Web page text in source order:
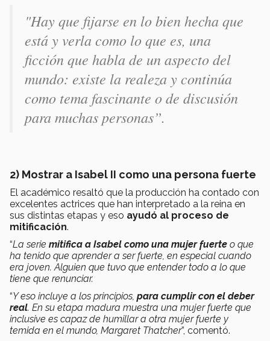
"Hay que fijarse en lo bien hecha que
está y verla como lo que es, una
ficción que habla de un aspecto del
mundo: existe la realeza y continúa
como tema fascinante o de discusión
para muchas personas”.
2) Mostrar a Isabel II como una persona fuerte
El académico resaltó que la producción ha contado con
excelentes actrices que han interpretado a la reina en
sus distintas etapas y eso ayudó al proceso de
mitificación.
“La serie mitifica a Isabel como una mujer fuerte o que
ha tenido que aprender a ser fuerte, en especial cuando
era joven. Alguien que tuvo que entender todo a lo que
tiene que renunciar.
“Y eso incluye a los principios, para cumplir con el deber
real. En su etapa madura muestra una mujer fuerte que
inclusive es capaz de humillar a otra mujer fuerte y
temida en el mundo, Margaret Thatcher”, comentó.